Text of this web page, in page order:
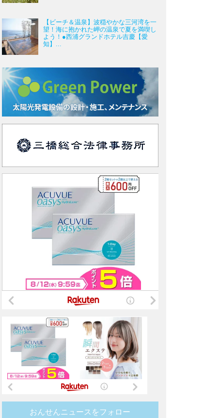
【ビーチ＆温泉】波穏やかな三河湾を一
望！海に抱かれた岬の温泉で夏を満喫し
よう！●西浦グランドホテル吉慶【愛
知】...
おんせんニュースをフォロー